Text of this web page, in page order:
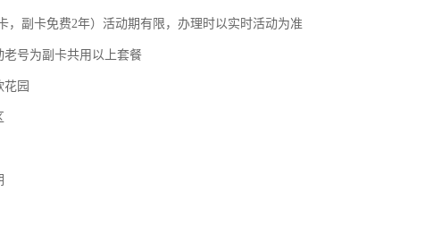
，副卡免费2年）活动期有限，办理时以实时活动为准
老号为副卡共用以上套餐
花园